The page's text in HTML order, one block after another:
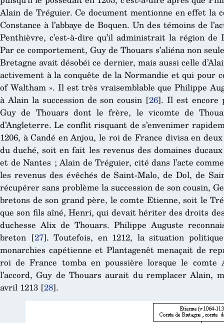
Alain de Tréguier. Ce document mentionne en effet la
Constance à l’abbaye de Boquen. Un des témoins de
Penthièvre, c’est-à-dire qu’il administrait la région
Par ce comportement, Guy de Thouars s’aliéna non
Bretagne avait désobéi ce dernier, mais aussi celle
activement à la conquête de la Normandie et qui pour
of Waltham ». Il est très vraisemblable que Philippe
à Alain la succession de son cousin [26]. Il est encore
Guy de Thouars dont le frère, le vicomte de
d’Angleterre. Le conflit risquant de s’envenimer
1206, à Candé en Anjou, le roi de France divisa en
du duché, soit en fait les revenus des domaines
et de Nantes ; Alain de Tréguier, cité dans l’acte
les revenus des évêchés de Saint-Malo, de Dol, de
récupérer sans problème la succession de son cousin,
bretons de son grand père, le comte Etienne, soit le
que son fils aîné, Henri, qui devait hériter des droits
duchesse Alix de Thouars. Philippe Auguste
breton [27]. Toutefois, en 1212, la situation
monarchies capétienne et Plantagenêt menaçait de
roi de France tomba en poussière lorsque le comte
l’accord, Guy de Thouars aurait du remplacer Alain,
avril 1213 [28].